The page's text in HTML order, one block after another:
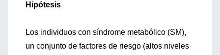
Hipótesis
Los individuos con síndrome metabólico (SM),
un conjunto de factores de riesgo (altos niveles